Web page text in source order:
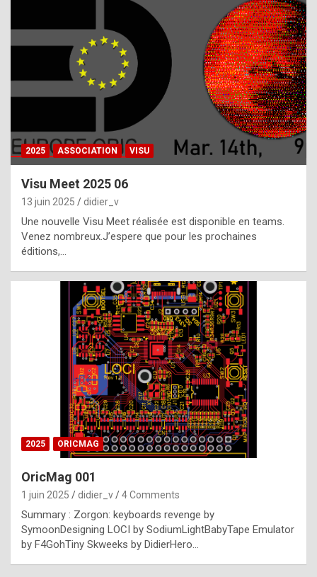
h
a
t
t
e
b
e
s
t
p
h
o
n
y
l
e
x
2025 ASSOCIATION VISU
Visu Meet 2025 06
13 juin 2025 didier_v
Une nouvelle Visu Meet réalisée est disponible en teams.
Venez nombreux.J’espere que pour les prochaines
éditions,…
2025 ORICMAG
OricMag 001
1 juin 2025 didier_v 4 Comments
Summary : Zorgon: keyboards revenge by
SymoonDesigning LOCI by SodiumLightBabyTape Emulator
by F4GohTiny Skweeks by DidierHero…